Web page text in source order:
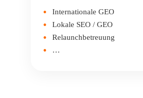
Internationale GEO
Lokale SEO / GEO
Relaunchbetreuung
…